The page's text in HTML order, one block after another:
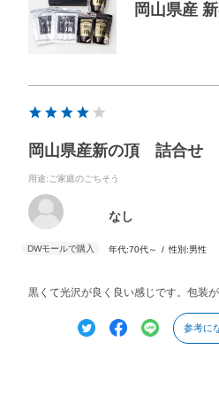
岡山県産
岡山県産新の頂 詰合せ
用途:ご家庭のごちそう
なし
年代:70代～ 性別:男性
黒くて光沢が良く良い感じです。包装
参考に